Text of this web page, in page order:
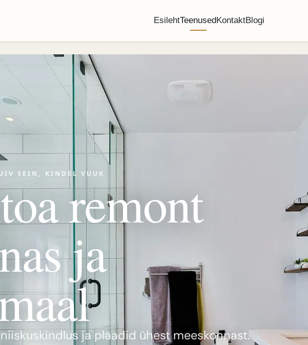
EsilehtTeenusedKontaktBlogi
SEIN, KINDEL VUUKremont
ja
ja plaadid ühest meeskonnast.